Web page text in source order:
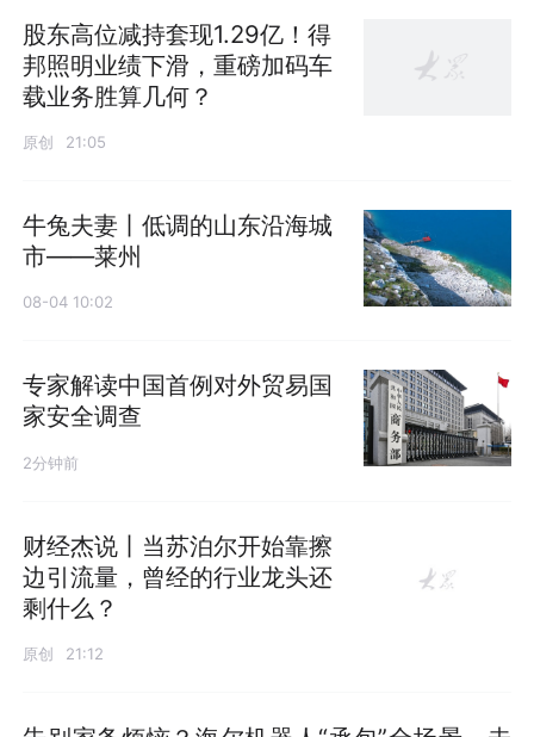
股东高位减持套现1.29亿！得
邦照明业绩下滑，重磅加码车
载业务胜算几何？
原创 21:05
牛兔夫妻丨低调的山东沿海城
市——莱州
08-04 10:02
专家解读中国首例对外贸易国
家安全调查
2分钟前
财经杰说丨当苏泊尔开始靠擦
边引流量，曾经的行业龙头还
剩什么？
原创 21:12